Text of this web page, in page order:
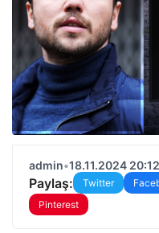
admin•18.11.2024 20:12
Paylaş: Twitter
Pinterest